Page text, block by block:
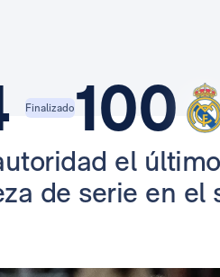
100
Finalizado
el
de serie en el